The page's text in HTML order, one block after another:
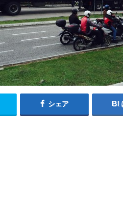
シェア